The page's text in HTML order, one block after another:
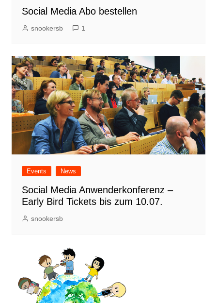
Social Media Abo bestellen
snookersb 1
Events News
Social Media Anwenderkonferenz –
Early Bird Tickets bis zum 10.07.
snookersb